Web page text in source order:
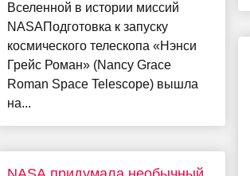
Вселенной в истории миссий
NASAПодготовка к запуску
космического телескопа «Нэнси
Грейс Роман» (Nancy Grace
Roman Space Telescope) вышла
на...